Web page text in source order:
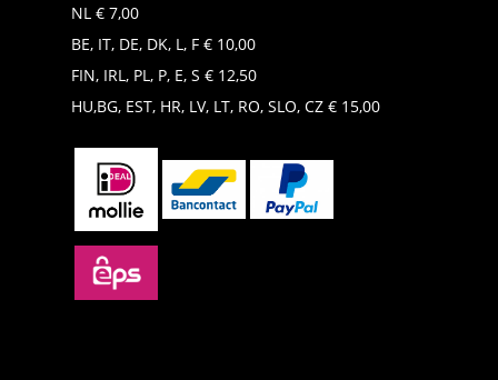
NL € 7,00
BE, IT, DE, DK, L, F € 10,00
FIN, IRL, PL, P, E, S € 12,50
HU,BG, EST, HR, LV, LT, RO, SLO, CZ € 15,00